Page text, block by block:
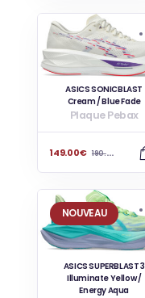
ASICS SONICBLAST
Cream / Blue Fade
Plaque Pebax
149.00€ 190.00
NOUVEAU
ASICS SUPERBLAST 3
Illuminate Yellow /
Energy Aqua